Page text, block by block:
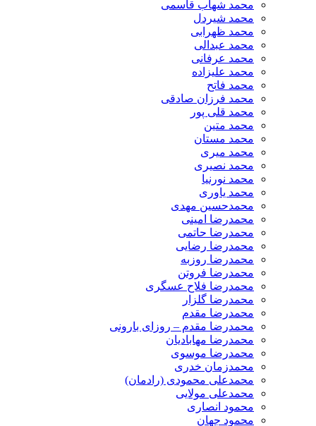
محمد شهاب قاسمی
​محمد شیردل
محمد ظهرابی
محمد عبدالی
محمد عرفانی
محمد علیزاده
محمد فاتح
محمد فرزان صادقی
محمد قلی پور
محمد متین
محمد مستان
محمد میری
محمد نصیری
محمد نورنیا
محمد یاوری
محمدحسین مهدی
محمدرضا امینی
محمدرضا حاتمی
محمدرضا رضایی
محمدرضا روزبه
محمدرضا فروتن
محمدرضا فلاح عسگری
محمدرضا گلزار
محمدرضا مقدم
محمدرضا مقدم – روزای بارونی
محمدرضا مهابادیان
محمدرضا موسوی
محمدزمان خدری
محمدعلی محمودی (رادمان)
محمدعلی مولایی
محمود انصاری
محمود جهان